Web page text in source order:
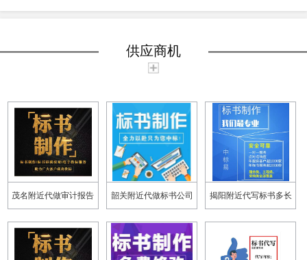
供应商机
茂名附近代做审计报告
公司 投标书怎么做
韶关附近代做标书公司
标书制作周期快
揭阳附近代写标书多长
时间做好 投标书怎么做